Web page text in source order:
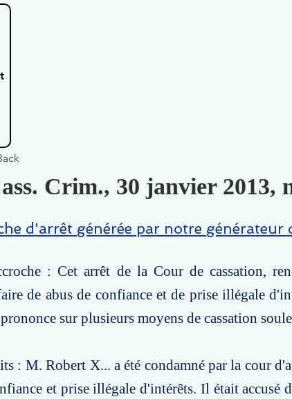
Crim., 30 janvier 2013,
d'arrêt générée par notre générateur
: Cet arrêt de la Cour de cassation,
de abus de confiance et de prise illégale
sur plusieurs moyens de cassation
: M. Robert X... a été condamné par la cour
et prise illégale d'intérêts. Il était accusé